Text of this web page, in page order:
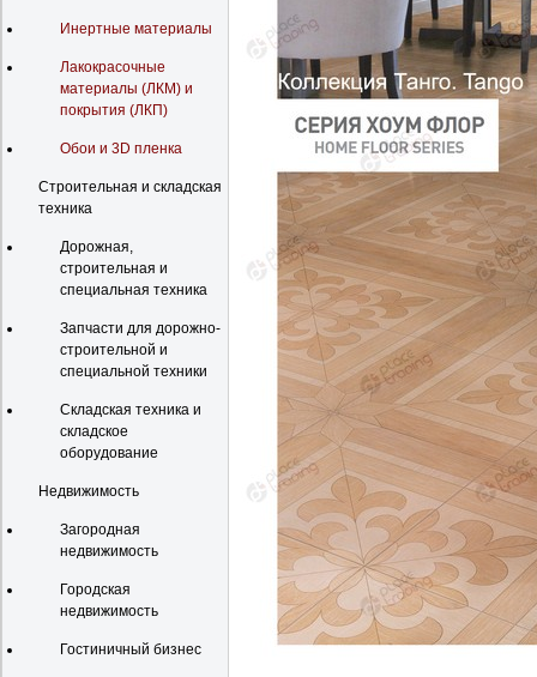
Инертные материалы
Лакокрасочные
материалы (ЛКМ) и
покрытия (ЛКП)
Обои и 3D пленка
Строительная и складская
техника
Дорожная,
строительная и
специальная техника
Запчасти для дорожно-
строительной и
специальной техники
Складская техника и
складское
оборудование
Недвижимость
Загородная
недвижимость
Городская
недвижимость
Гостиничный бизнес